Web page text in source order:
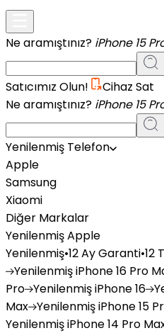
Ne aramıştınız? iPhone 15
Satıcımız Olun!
Cihaz Sat
Ne aramıştınız? iPhone 15
Yenilenmiş Telefon
Apple
Samsung
Xiaomi
Diğer Markalar
Yenilenmiş Apple
Yenilenmiş•12 Ay Garanti•12
YenilenmişiPhone 16 Pro
Pro YenilenmişiPhone 16
Max YenilenmişiPhone 15
YenilenmişiPhone 14 Pro